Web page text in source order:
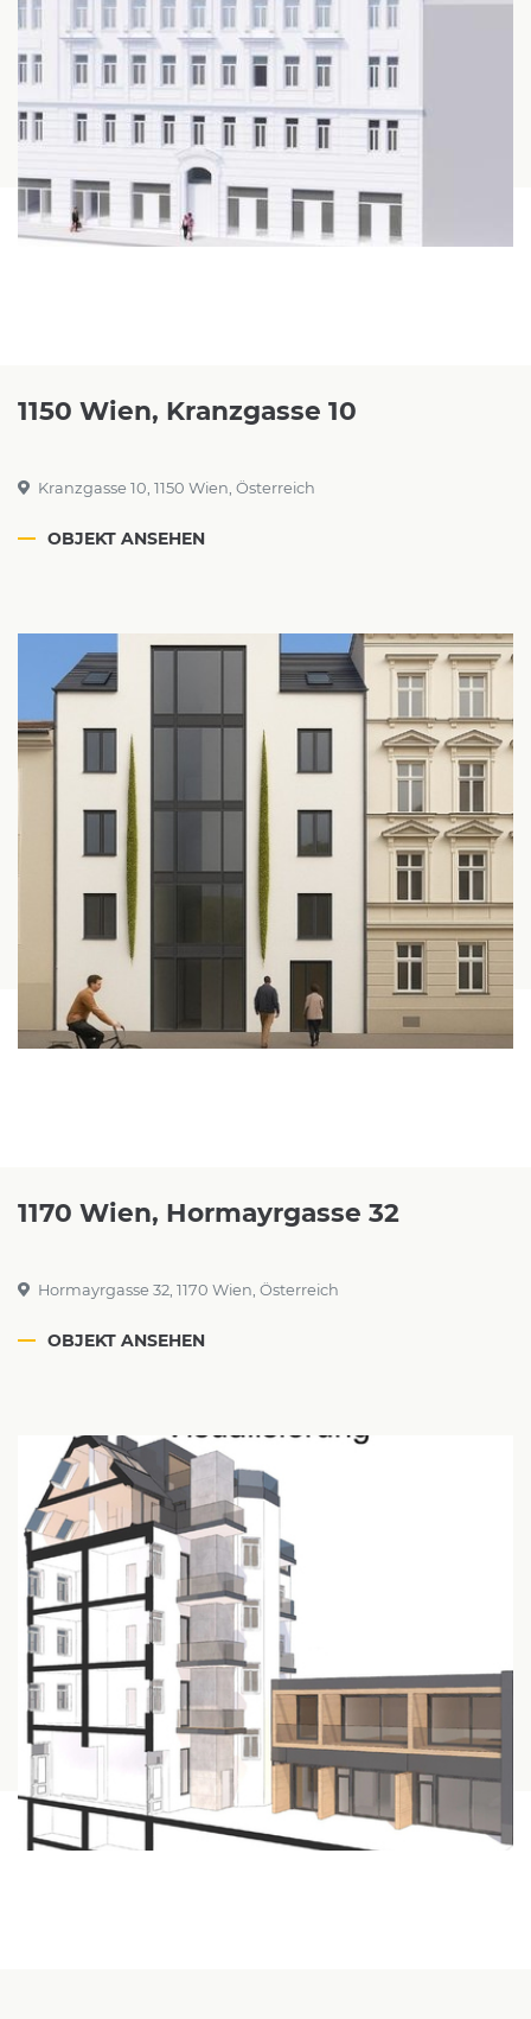
1150 Wien, Kranzgasse 10
Kranzgasse 10, 1150 Wien, Österreich
OBJEKT ANSEHEN
1170 Wien, Hormayrgasse 32
Hormayrgasse 32, 1170 Wien, Österreich
OBJEKT ANSEHEN